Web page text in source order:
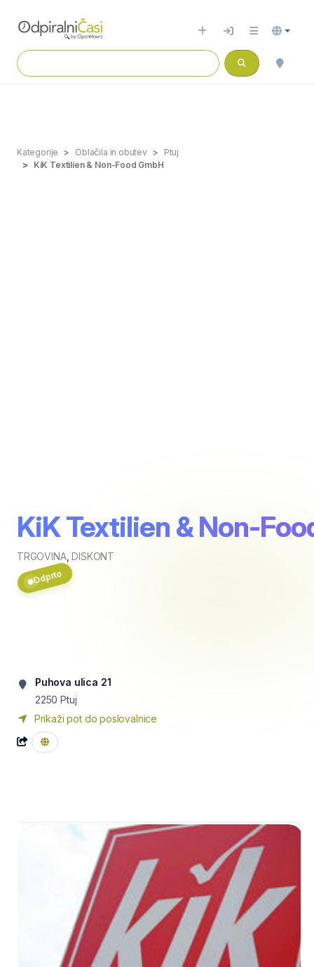
Kategorije Oblačila in obutev
Ptuj
KiK Textilien & Non-Food GmbH
KiK Textilien & Non-
TRGOVINA,DISKONT
Odprto
Puhova ulica 21
2250 Ptuj
Prikaži pot do poslovalnice